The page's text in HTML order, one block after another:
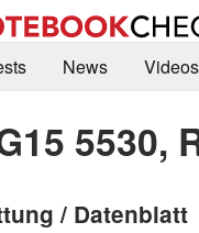
News Videos
5530,
/ Datenblatt